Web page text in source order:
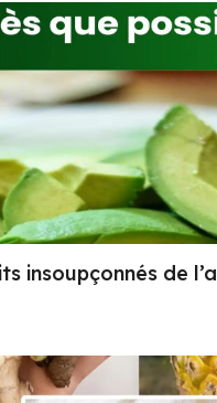
insoupçonnés de